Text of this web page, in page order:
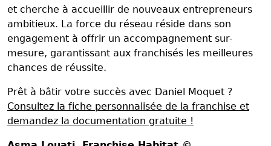
et cherche à accueillir de nouveaux entrepreneurs
ambitieux. La force du réseau réside dans son
engagement à offrir un accompagnement sur-
mesure, garantissant aux franchisés les meilleures
chances de réussite.
Prêt à bâtir votre succès avec Daniel Moquet ?
Consultez la fiche personnalisée de la franchise et
demandez la documentation gratuite !